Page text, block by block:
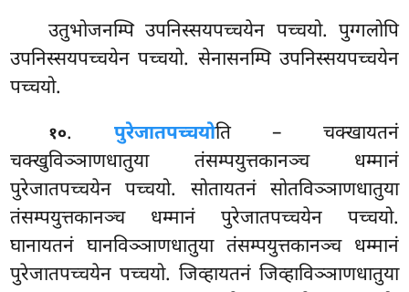
उतुभोजनम्पि उपनिस्सयपच्चयेन पच्चयो. पुग्गलोपि
उपनिस्सयपच्चयेन पच्चयो. सेनासनम्पि उपनिस्सयपच्चयेन
पच्चयो.
१०. पुरेजातपच्चयोति – चक्खायतनं
चक्खुविञ्ञाणधातुया तंसम्पयुत्तकानञ्च धम्मानं
पुरेजातपच्चयेन पच्चयो. सोतायतनं सोतविञ्ञाणधातुया
तंसम्पयुत्तकानञ्च धम्मानं पुरेजातपच्चयेन पच्चयो.
घानायतनं घानविञ्ञाणधातुया तंसम्पयुत्तकानञ्च धम्मानं
पुरेजातपच्चयेनपच्चयो. जिव्हायतनं जिव्हाविञ्ञाणधातुया